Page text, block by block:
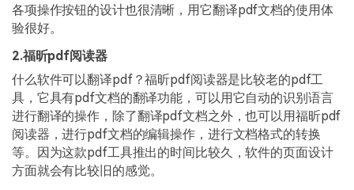
各项操作按钮的设计也很清晰，用它翻译pdf文档的使用体
验很好。
2.福昕pdf阅读器
什么软件可以翻译pdf？福昕pdf阅读器是比较老的pdf工
具，它具有pdf文档的翻译功能，可以用它自动的识别语言
进行翻译的操作，除了翻译pdf文档之外，也可以用福昕pdf
阅读器，进行pdf文档的编辑操作，进行文档格式的转换
等。因为这款pdf工具推出的时间比较久，软件的页面设计
方面就会有比较旧的感觉。